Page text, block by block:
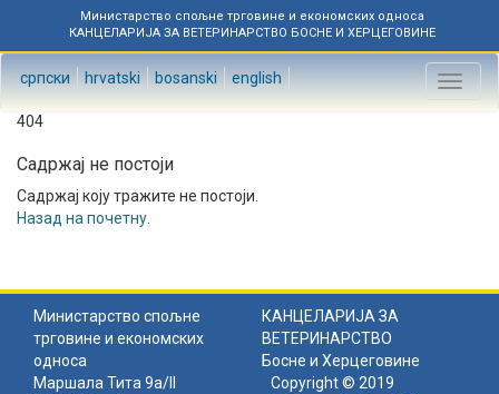
Министарство спољне трговине и економских односа
КАНЦЕЛАРИЈА ЗА ВЕТЕРИНАРСТВО БОСНЕ И ХЕРЦЕГОВИНЕ
српски hrvatski bosanski english
Toggle
404
Садржај не постоји
Садржај коју тражите не постоји.
Назад на почетну
Министарство спољне
трговине и економских
односа
КАНЦЕЛАРИЈА ЗА
ВЕТЕРИНАРСТВО
Босне и Херцеговине
Маршала Тита 9а/II
Copyright © 2019